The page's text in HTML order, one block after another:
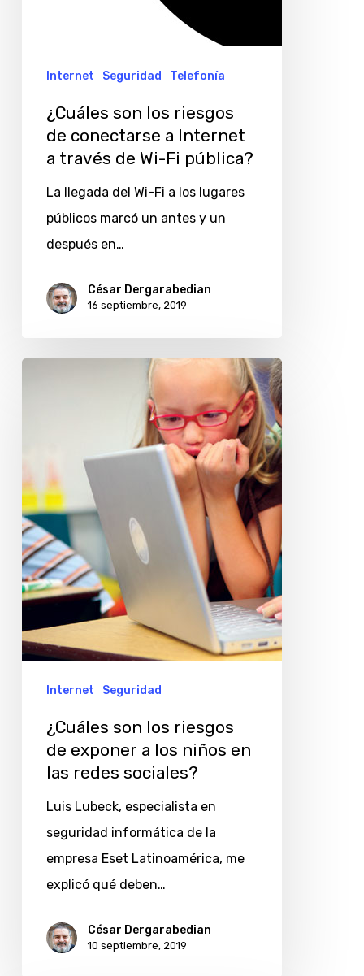
Internet Seguridad Telefonía
¿Cuáles son los riesgos
de conectarse a Internet
a través de Wi-Fi pública?
La llegada del Wi-Fi a los lugares
públicos marcó un antes y un
después en…
César Dergarabedian
16 septiembre, 2019
de
exponer
a
los
niños
en
las
redes
sociales?
Internet Seguridad
¿Cuáles son los riesgos
de exponer a los niños en
las redes sociales?
Luis Lubeck, especialista en
seguridad informática de la
empresa Eset Latinoamérica, me
explicó qué deben…
César Dergarabedian
10 septiembre, 2019